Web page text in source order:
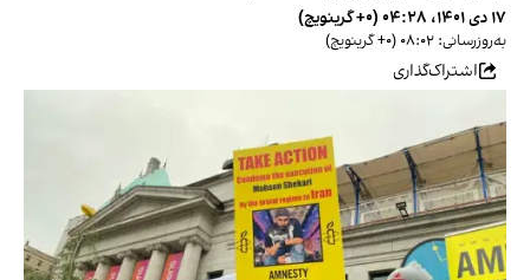
۱۷ دی ۱۴۰۱، ۰۴:۲۸ (‎+۰ گرینویچ)
به‌روزرسانی: ۰۸:۰۲ (‎+۰ گرینویچ)
اشتراک‌گذاری